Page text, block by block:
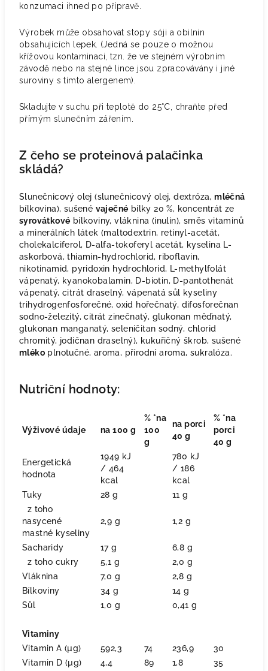
konzumaci ihned po přípravě.
Výrobek může obsahovat stopy sóji a obilnin
obsahujících lepek. (Jedná se pouze o možnou
křížovou kontaminaci, tzn. že ve stejném výrobním
závodě nebo na stejné lince jsou zpracovávány i jiné
suroviny s tímto alergenem).
Skladujte v suchu při teplotě do 25°C, chraňte před
přímým slunečním zářením.
Z čeho se proteinová palačinka
skládá?
Slunečnicový olej (slunečnicový olej, dextróza,mléčná
bílkovina), sušené vaječné bílky 20 %, koncentrát ze
syrovátkové bílkoviny, vláknina (inulin), směs vitaminů
a minerálních látek (maltodextrin, retinyl-acetát,
cholekalciferol, D-alfa-tokoferyl acetát, kyselina L-
askorbová, thiamin-hydrochlorid, riboflavin,
nikotinamid, pyridoxin hydrochlorid, L-methylfolát
vápenatý, kyanokobalamin, D-biotin, D-pantothenát
vápenatý, citrát draselný, vápenatá sůl kyseliny
trihydrogenfosforečné, oxid hořečnatý, difosforečnan
sodno-železitý, citrát zinečnatý, glukonan měďnatý,
glukonan manganatý, seleničitan sodný, chlorid
chromitý, jodičnan draselný), kukuřičný škrob, sušené
mléko plnotučné, aroma, přírodní aroma, sukralóza.
Nutriční hodnoty:
Výživové údaje na 100 g
% *na
100
g
na porci
40 g
% *na
porci
40 g
Energetická
hodnota
1949 kJ
/ 464
kcal
780 kJ
/ 186
kcal
Tuky
28 g
11 g
z toho
nasycené
mastné kyseliny
2,9 g 1,2 g
Sacharidy 17 g
6,8 g
z toho cukry
5,1 g
2,0 g
Vláknina
7,0 g
2,8 g
Bílkoviny
34 g
14 g
Sůl
1,0 g 0,41 g
Vitaminy
Vitamin A (µg)
592,3 74 236,9
30
Vitamin D (µg)
4,4 89 1,8 35